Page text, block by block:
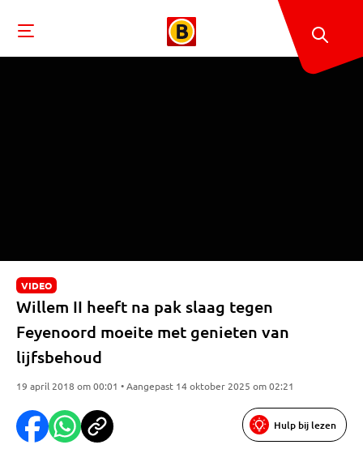
VIDEO
Willem II heeft na pak slaag tegen
Feyenoord moeite met genieten van
lijfsbehoud
19 april 2018 om 00:01 • Aangepast 14 oktober 2025 om 02:21
Hulp bij lezen